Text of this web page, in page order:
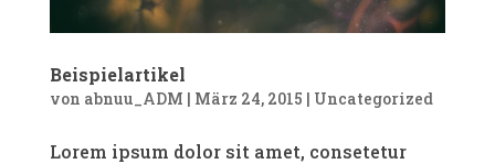
Beispielartikel
von abnuu_ADM | März 24, 2015 | Uncategorized
Lorem ipsum dolor sit amet, consetetur